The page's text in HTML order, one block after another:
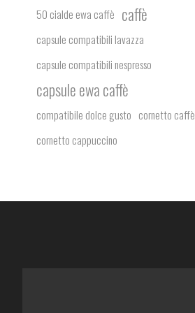
50 cialde ewa caffè caffè
capsule compatibili lavazza
capsule compatibili nespresso
capsule ewa caffè
compatibile dolce gusto cornetto caffè
cornetto cappuccino